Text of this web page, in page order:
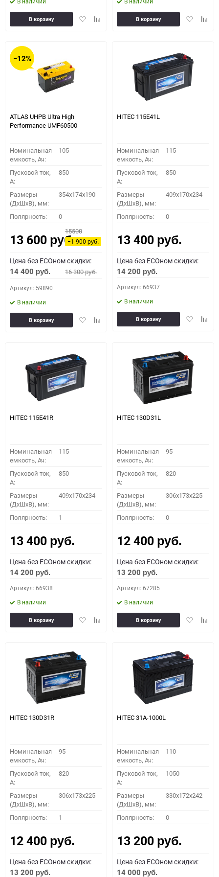
ДобавитьДобавить
В корзину
Добавить
В корзину
−12%
ATLAS UHPB Ultra High
Performance UMF60500
Номинальная
емкость, Ач:
105
Пусковой ток,
A:
850
Размеры
(ДхШхВ), мм:
354x174x190
Полярность: 0
13 600 руб.
15500
−1 900руб.
Цена без ECOном скидки:
14 400 руб. 16 300руб.
Артикул: 59890
В наличии
ДобавитьДобавить
В корзину
HITEC 115E41L
Номинальная
емкость, Ач:
115
Пусковой ток,
A:
850
Размеры
(ДхШхВ), мм:
409x170x234
Полярность: 0
13 400 руб.
Цена без ECOном скидки:
14 200 руб.
Артикул: 66937
В наличии
Добавить
В корзину
HITEC 115E41R
Номинальная
емкость, Ач:
115
Пусковой ток,
A:
850
Размеры
(ДхШхВ), мм:
409x170x234
Полярность: 1
13 400 руб.
Цена без ECOном скидки:
14 200 руб.
Артикул: 66938
В наличии
ДобавитьДобавить
В корзину
HITEC 130D31L
Номинальная
емкость, Ач:
95
Пусковой ток,
A:
820
Размеры
(ДхШхВ), мм:
306x173x225
Полярность: 0
12 400 руб.
Цена без ECOном скидки:
13 200 руб.
Артикул: 67285
В наличии
Добавить
В корзину
HITEC 130D31R
Номинальная
емкость, Ач:
95
Пусковой ток,
A:
820
Размеры
(ДхШхВ), мм:
306x173x225
Полярность: 1
12 400 руб.
Цена без ECOном скидки:
13 200 руб.
HITEC 31A-1000L
Номинальная
емкость, Ач:
110
Пусковой ток,
A:
1050
Размеры
(ДхШхВ), мм:
330x172x242
Полярность: 0
13 200 руб.
Цена без ECOном скидки:
14 000 руб.